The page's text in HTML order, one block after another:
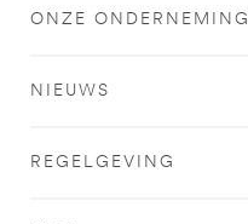
ONZE ONDERNEMING
NIEUWS
REGELGEVING